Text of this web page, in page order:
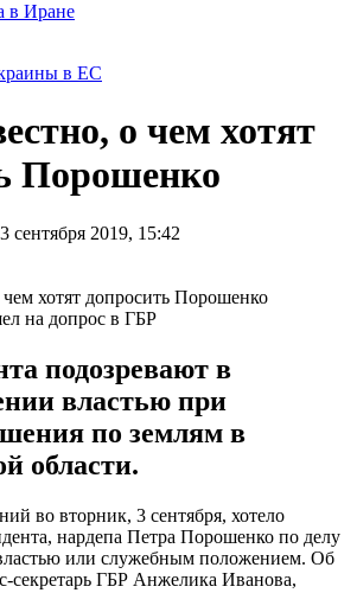
в Иране
в ЕС
о чем хотят
Порошенко
сентября 2019, 15:42
на допрос в ГБР
подозревают в
властью при
по землям в
области.
во вторник, 3 сентября, хотело
нардепа Петра Порошенко по делу
или служебным положением. Об
секретарь ГБР Анжелика Иванова,